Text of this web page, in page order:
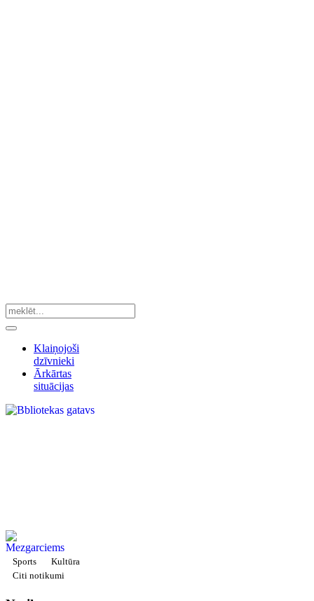
Klaiņojoši
dzīvnieki
Ārkārtas
situācijas
Sports
Kultūra
Citi notikumi